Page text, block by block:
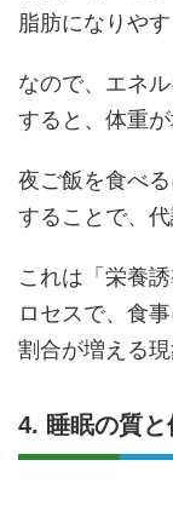
脂肪になりやす
なので、エネ
すると、体重が
夜ご飯を食べ
することで、
これは「栄養
ロセスで、食
割合が増える現
4. 睡眠の質